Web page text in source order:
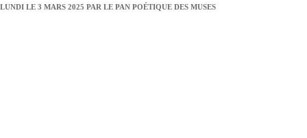
LUNDI LE 3 MARS 2025 PAR LE PAN POÉTIQUE DES MUSES